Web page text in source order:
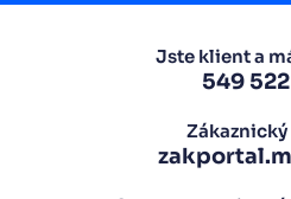
Jste klient a
549